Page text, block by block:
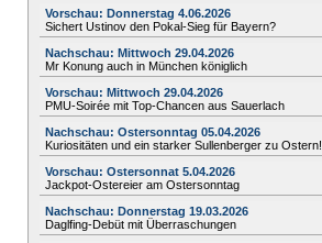
Vorschau: Donnerstag 4.06.2026
Sichert Ustinov den Pokal-Sieg für Bayern?
Nachschau: Mittwoch 29.04.2026
Mr Konung auch in München königlich
Vorschau: Mittwoch 29.04.2026
PMU-Soirée mit Top-Chancen aus Sauerlach
Nachschau: Ostersonntag 05.04.2026
Kuriositäten und ein starker Sullenberger zu Ostern!
Vorschau: Ostersonnat 5.04.2026
Jackpot-Ostereier am Ostersonntag
Nachschau: Donnerstag 19.03.2026
Daglfing-Debüt mit Überraschungen